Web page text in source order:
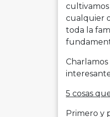
cultivamos
cualquier
toda la
Charlamos
5 cosas
Primero y